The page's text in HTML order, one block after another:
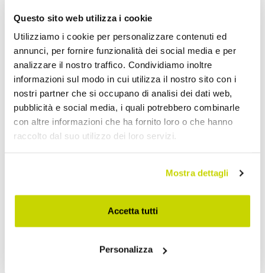
Questo sito web utilizza i cookie
Utilizziamo i cookie per personalizzare contenuti ed
annunci, per fornire funzionalità dei social media e per
analizzare il nostro traffico. Condividiamo inoltre
informazioni sul modo in cui utilizza il nostro sito con i
nostri partner che si occupano di analisi dei dati web,
pubblicità e social media, i quali potrebbero combinarle
con altre informazioni che ha fornito loro o che hanno
raccolto dal suo utilizzo dei loro servizi.
Mostra dettagli
Accetta tutti
Personalizza
Approfittane subito!